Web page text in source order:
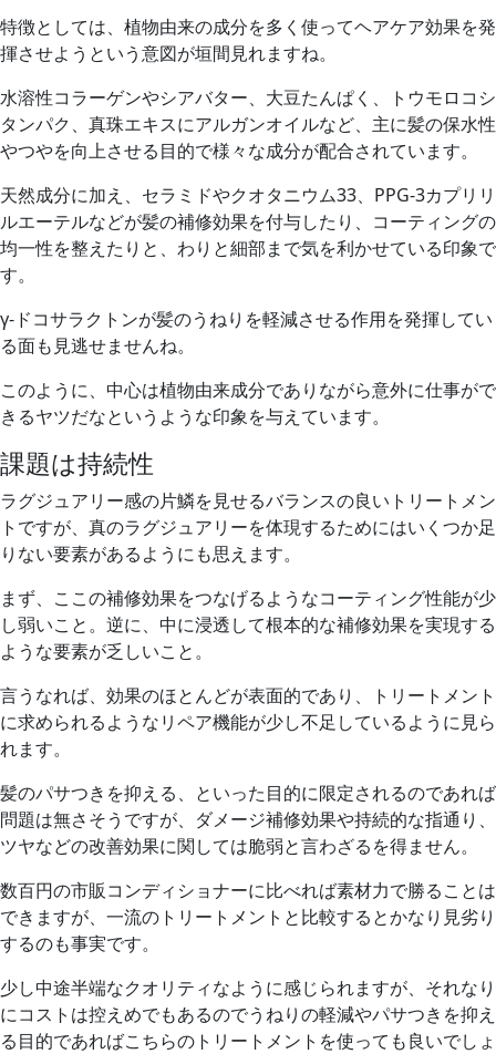
特徴としては、植物由来の成分を多く使ってヘアケア効果を発
揮させようという意図が垣間見れますね。
水溶性コラーゲンやシアバター、大豆たんぱく、トウモロコシ
タンパク、真珠エキスにアルガンオイルなど、 主に髪の保水性
やつやを向上させる目的で様々な成分が配合されています。
天然成分に加え、セラミドやクオタニウム33、PPG-3カプリリ
ルエーテルなどが髪の補修効果を付与したり、コーティングの
均一性を整えたり と、わりと細部まで気を利かせている印象で
す。
γ-ドコサラクトンが髪のうねりを軽減させる作用を発揮してい
る面も見逃せませんね。
このように、中心は植物由来成分でありながら意外に仕事がで
きるヤツだなというような印象を与えています。
課題は持続性
ラグジュアリー感の片鱗を見せるバランスの良い トリートメン
トですが、真のラグジュアリーを体現するためにはいくつか足
りない要素があるようにも思えます。
まず、ここの補修効果をつなげるようなコーティング性能が少
し弱いこと。 逆に、中に浸透して根本的な補修効果を実現する
ような要素が乏しいこと。
言うなれば、 効果のほとんどが表面的であり 、トリートメント
に求められるようなリペア機能が少し不足しているように見ら
れます。
髪のパサつきを抑える、といった目的に限定されるのであれば
問題は無さそうですが、 ダメージ補修効果や持続的な指通り、
ツヤなどの改善効果に関しては脆弱と言わざるを得ません。
数百円の市販コンディショナーに比べれば素材力で勝ることは
できますが、一流のトリートメントと比較するとかなり見劣り
するのも事実です。
少し中途半端なクオリティなように感じられますが、それなり
にコストは控えめでもあるのでうねりの軽減やパサつきを抑え
る目的であればこちらのトリートメントを使っても良いでしょ